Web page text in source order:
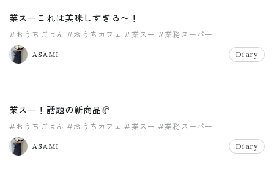
業スーこれは美味しすぎる〜！
#おうちごはん #おうちカフェ #業スー #業務スーパー
ASAMI Diary
業スー！話題の新商品🥐
#おうちごはん #おうちカフェ #業スー #業務スーパー
ASAMI Diary